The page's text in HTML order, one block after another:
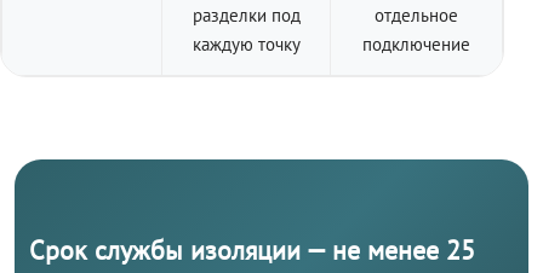
разделки под
каждую точку
отдельное
подключение
Срок службы изоляции — не менее 25